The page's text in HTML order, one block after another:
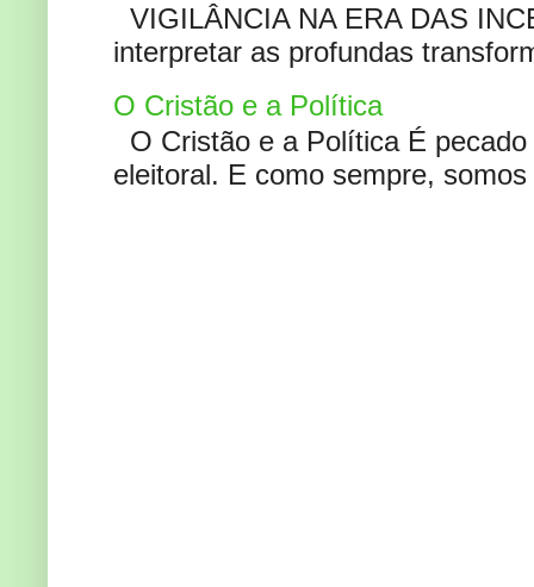
VIGILÂNCIA NA ERA DAS
interpretar as profundas
O Cristão e a Política
O Cristão e a Política É
eleitoral. E como sempre,